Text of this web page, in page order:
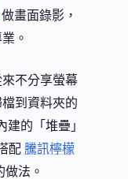
做畫面錄影，
。
來不分享螢幕
到資料夾的
建的「堆疊」
配 騰訊檸檬
法。